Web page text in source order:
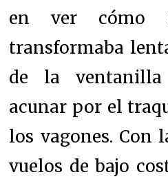
en ver cómo
transformaba
de la
acunar por el
los vagones. Con
vuelos de bajo